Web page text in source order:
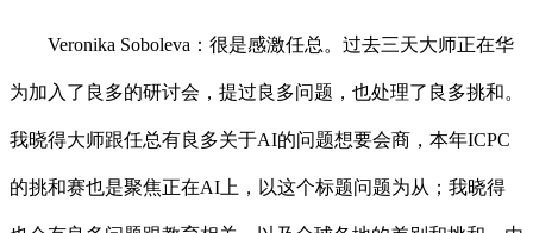
Veronika Soboleva：很是感激任总。过去三天大师正在华
为加入了良多的研讨会，提过良多问题，也处理了良多挑和。
我晓得大师跟任总有良多关于AI的问题想要会商，本年ICPC
的挑和赛也是聚焦正在AI上，以这个标题问题为从；我晓得